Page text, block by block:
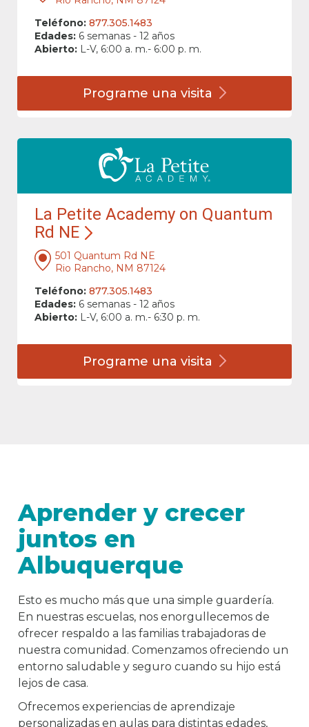
Teléfono: 877.305.1483
Edades: 6 semanas - 12 años
Abierto: L-V, 6:00 a. m.- 6:00 p. m.
Programe una visita
La Petite Academy on Quantum
Rd NE
501 Quantum Rd NE
Rio Rancho, NM 87124
Teléfono: 877.305.1483
Edades: 6 semanas - 12 años
Abierto: L-V, 6:00 a. m.- 6:30 p. m.
Programe una visita
Aprender y crecer
juntos en
Albuquerque
Esto es mucho más que una simple guardería.
En nuestras escuelas, nos enorgullecemos de
ofrecer respaldo a las familias trabajadoras de
nuestra comunidad. Comenzamos ofreciendo un
entorno saludable y seguro cuando su hijo está
lejos de casa.
Ofrecemos experiencias de aprendizaje
personalizadas en aulas para distintas edades,